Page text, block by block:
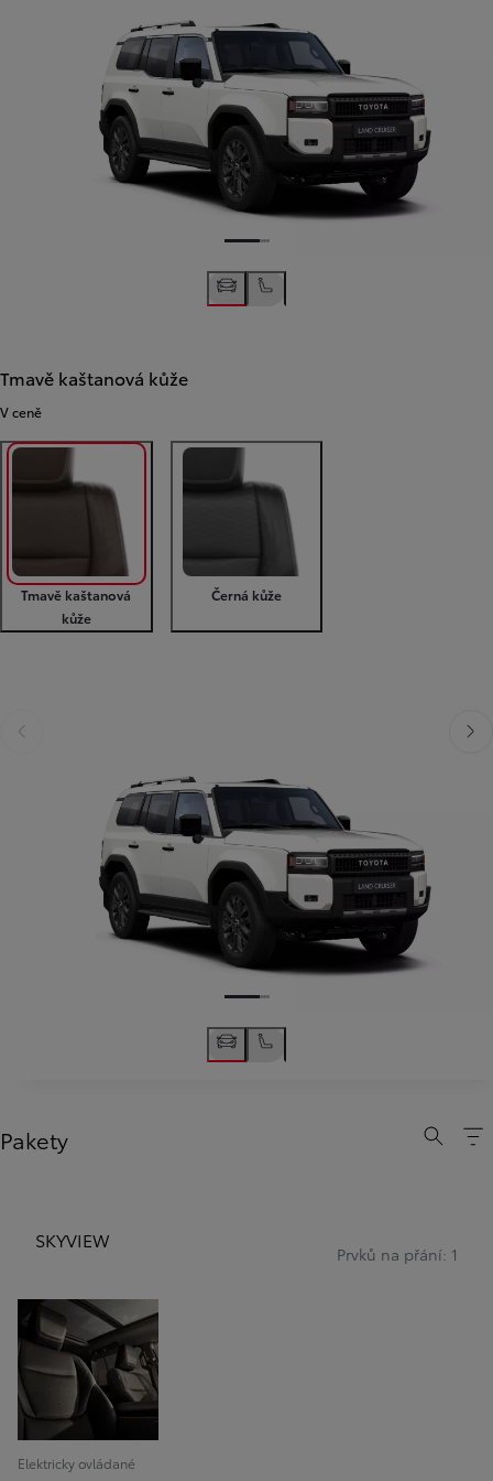
Tmavě kaštanová kůže
V ceně
Tmavě kaštanová
kůže
Černá kůže
Předchozí Další
Pakety
SKYVIEW
Prvků na přání: 1
Elektricky ovládané